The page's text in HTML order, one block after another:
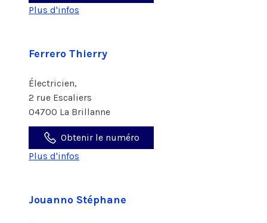
Plus d'infos
Ferrero Thierry
Électricien,
2 rue Escaliers
04700 La Brillanne
Obtenir le numéro
Plus d'infos
Jouanno Stéphane